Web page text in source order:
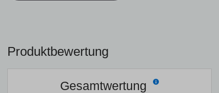
Produktbewertung
Gesamtwertung